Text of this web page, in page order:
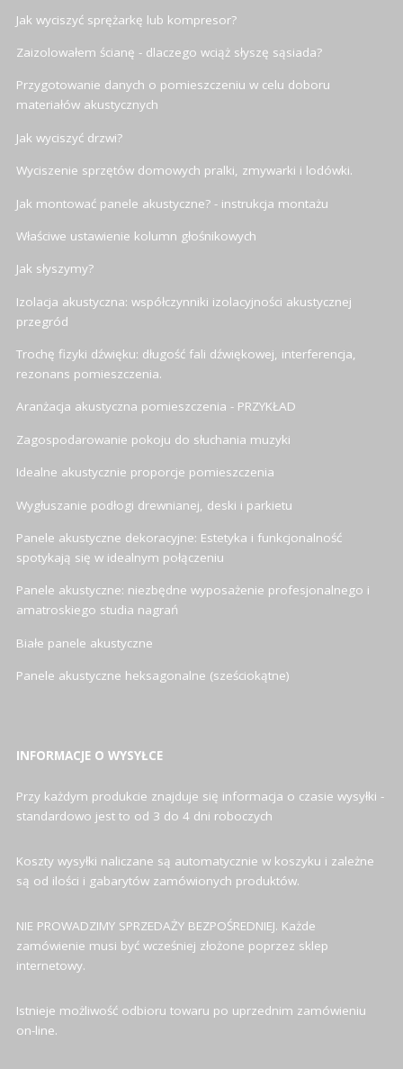
Jak wyciszyć sprężarkę lub kompresor?
Zaizolowałem ścianę - dlaczego wciąż słyszę sąsiada?
Przygotowanie danych o pomieszczeniu w celu doboru
materiałów akustycznych
Jak wyciszyć drzwi?
Wyciszenie sprzętów domowych pralki, zmywarki i lodówki.
Jak montować panele akustyczne? - instrukcja montażu
Właściwe ustawienie kolumn głośnikowych
Jak słyszymy?
Izolacja akustyczna: współczynniki izolacyjności akustycznej
przegród
Trochę fizyki dźwięku: długość fali dźwiękowej, interferencja,
rezonans pomieszczenia.
Aranżacja akustyczna pomieszczenia - PRZYKŁAD
Zagospodarowanie pokoju do słuchania muzyki
Idealne akustycznie proporcje pomieszczenia
Wygłuszanie podłogi drewnianej, deski i parkietu
Panele akustyczne dekoracyjne: Estetyka i funkcjonalność
spotykają się w idealnym połączeniu
Panele akustyczne: niezbędne wyposażenie profesjonalnego i
amatroskiego studia nagrań
Białe panele akustyczne
Panele akustyczne heksagonalne (sześciokątne)
INFORMACJE O WYSYŁCE
Przy każdym produkcie znajduje się informacja o czasie wysyłki -
standardowo jest to od 3 do 4 dni roboczych
Koszty wysyłki naliczane są automatycznie w koszyku i zależne
są od ilości i gabarytów zamówionych produktów.
NIE PROWADZIMY SPRZEDAŻY BEZPOŚREDNIEJ. Każde
zamówienie musi być wcześniej złożone poprzez sklep
internetowy.
Istnieje możliwość odbioru towaru po uprzednim zamówieniu
on-line.